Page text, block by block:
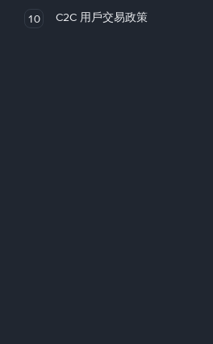
10 C2C 用戶交易政策